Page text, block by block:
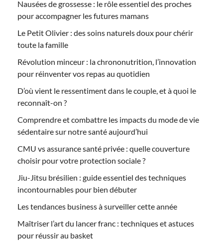
Nausées de grossesse : le rôle essentiel des proches
pour accompagner les futures mamans
Le Petit Olivier : des soins naturels doux pour chérir
toute la famille
Révolution minceur : la chrononutrition, l’innovation
pour réinventer vos repas au quotidien
D’où vient le ressentiment dans le couple, et à quoi le
reconnaît-on ?
Comprendre et combattre les impacts du mode de vie
sédentaire sur notre santé aujourd’hui
CMU vs assurance santé privée : quelle couverture
choisir pour votre protection sociale ?
Jiu-Jitsu brésilien : guide essentiel des techniques
incontournables pour bien débuter
Les tendances business à surveiller cette année
Maîtriser l’art du lancer franc : techniques et astuces
pour réussir au basket